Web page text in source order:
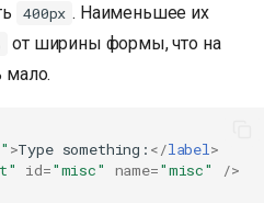
400px . Наименьшее их
от ширины формы, что на
мало.
>Type something: </label>
id="misc" name="misc"
/>